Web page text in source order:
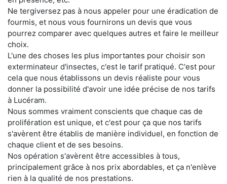
Ne tergiversez pas à nous appeler pour une éradication de
fourmis, et nous vous fournirons un devis que vous
pourrez comparer avec quelques autres et faire le meilleur
choix.
L'une des choses les plus importantes pour choisir son
exterminateur d'insectes, c'est le tarif pratiqué. C'est pour
cela que nous établissons un devis réaliste pour vous
donner la possibilité d'avoir une idée précise de nos tarifs
à Lucéram.
Nous sommes vraiment conscients que chaque cas de
prolifération est unique, et c'est pour ça que nos tarifs
s'avèrent être établis de manière individuel, en fonction de
chaque client et de ses besoins.
Nos opération s'avèrent être accessibles à tous,
principalement grâce à nos prix abordables, et ça n'enlève
rien à la qualité de nos prestations.